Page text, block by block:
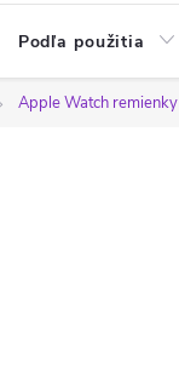
Podľa použitia
Apple Watch remienky